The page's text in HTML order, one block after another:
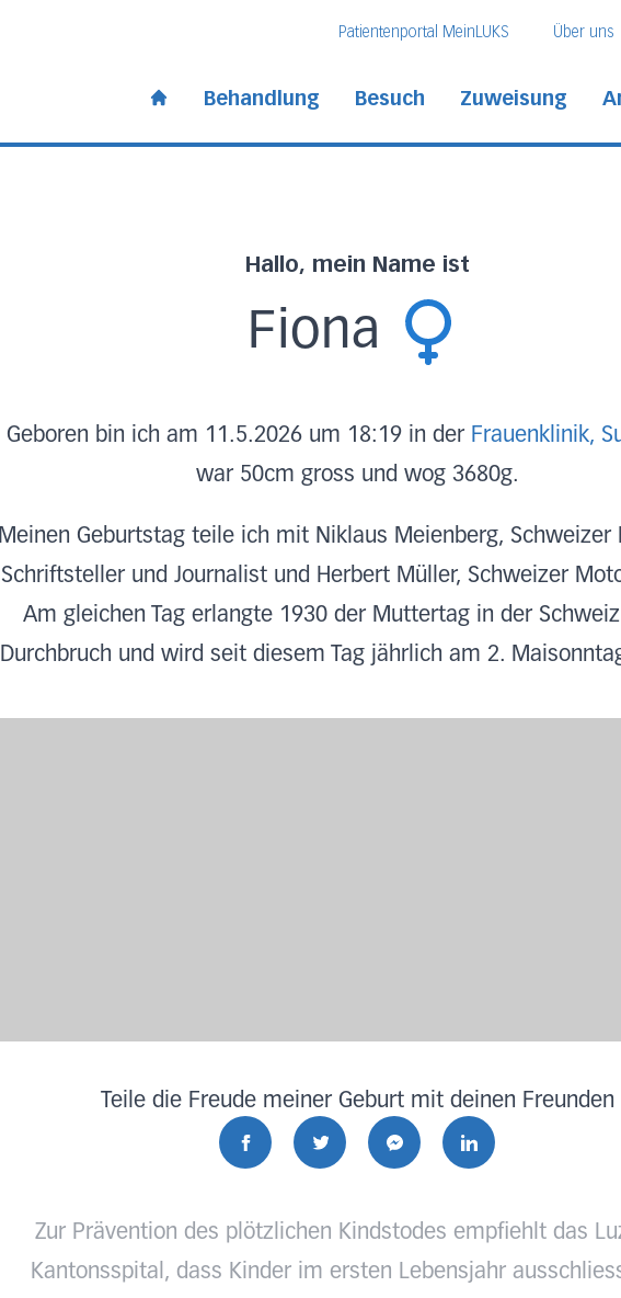
Patientenportal MeinLUKS Über uns
Behandlung Besuch Zuweisung
Hallo, mein Name ist
Fiona
Geboren bin ich am 11.5.2026 um 18:19 in der Frauenklinik,
war 50cm gross und wog 3680g.
Meinen Geburtstag teile ich mit Niklaus Meienberg, Schweizer
Schriftsteller und Journalist und Herbert Müller, Schweizer
Am gleichen Tag erlangte 1930 der Muttertag in der
Durchbruch und wird seit diesem Tag jährlich am 2.
Teile die Freude meiner Geburt mit deinen Freunden
Zur Prävention des plötzlichen Kindstodes empfiehlt das
Kantonsspital, dass Kinder im ersten Lebensjahr